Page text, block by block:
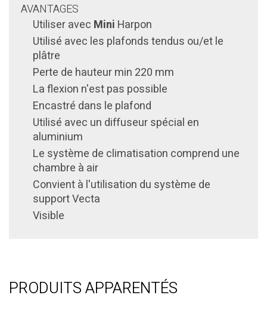
AVANTAGES
Utiliser avec Mini Harpon
Utilisé avec les plafonds tendus ou/et le
plâtre
Perte de hauteur min 220 mm
La flexion n'est pas possible
Encastré dans le plafond
Utilisé avec un diffuseur spécial en
aluminium
Le système de climatisation comprend une
chambre à air
Convient à l'utilisation du système de
support Vecta
Visible
PRODUITS APPARENTÉS